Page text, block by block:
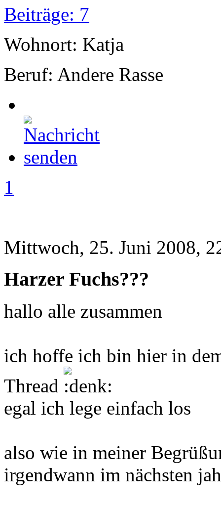
Beiträge: 7
Wohnort: Katja
Beruf: Andere Rasse
1
Mittwoch, 25. Juni 2008,
Harzer Fuchs???
hallo alle zusammen
ich hoffe ich bin hier in
Thread
egal ich lege einfach los
also wie in meiner
irgendwann im nächsten